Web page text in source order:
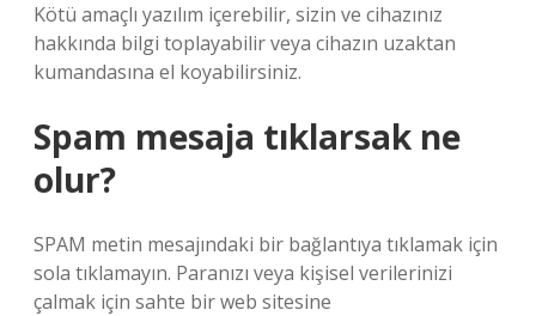
Kötü amaçlı yazılım içerebilir, sizin ve cihazınız
hakkında bilgi toplayabilir veya cihazın uzaktan
kumandasına el koyabilirsiniz.
Spam mesaja tıklarsak ne
olur?
SPAM metin mesajındaki bir bağlantıya tıklamak için
sola tıklamayın. Paranızı veya kişisel verilerinizi
çalmak için sahte bir web sitesine